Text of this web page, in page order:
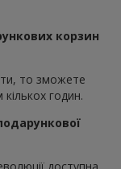
корзин
то зможете
годин.